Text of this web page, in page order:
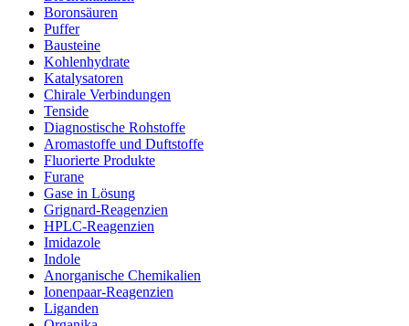
Boronsäuren
Puffer
Bausteine
Kohlenhydrate
Katalysatoren
Chirale Verbindungen
Tenside
Diagnostische Rohstoffe
Aromastoffe und Duftstoffe
Fluorierte Produkte
Furane
Gase in Lösung
Grignard-Reagenzien
HPLC-Reagenzien
Imidazole
Indole
Anorganische Chemikalien
Ionenpaar-Reagenzien
Liganden